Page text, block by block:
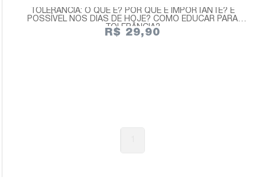
TOLERÂNCIA: O QUE É? POR QUE É IMPORTANTE? É
POSSÍVEL NOS DIAS DE HOJE? COMO EDUCAR PARA
TOLERÂNCIA?
R$ 29,90